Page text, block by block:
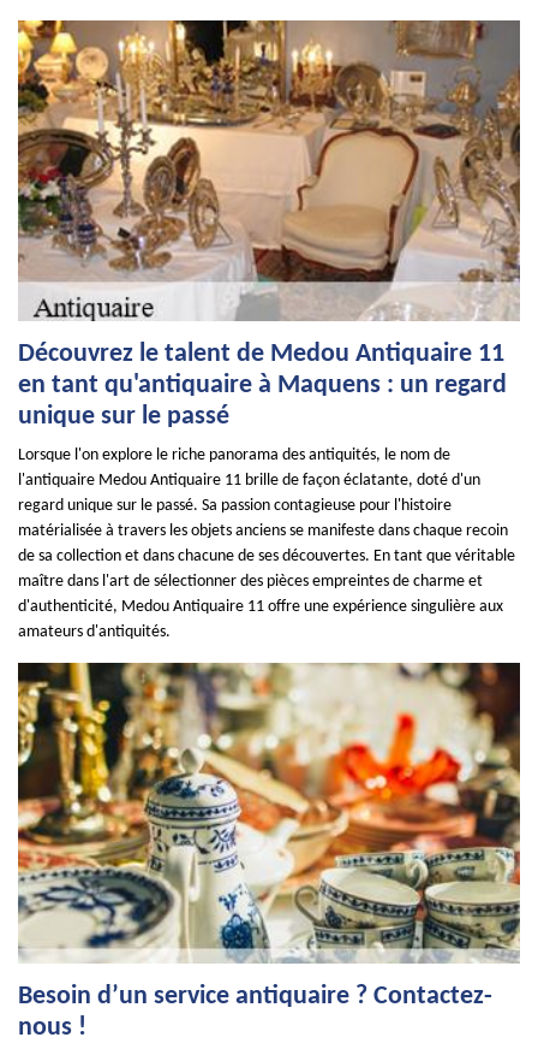
Découvrez le talent de Medou Antiquaire 11
en tant qu'antiquaire à Maquens : un regard
unique sur le passé
Lorsque l'on explore le riche panorama des antiquités, le nom de
l'antiquaire Medou Antiquaire 11 brille de façon éclatante, doté d'un
regard unique sur le passé. Sa passion contagieuse pour l'histoire
matérialisée à travers les objets anciens se manifeste dans chaque recoin
de sa collection et dans chacune de ses découvertes. En tant que véritable
maître dans l'art de sélectionner des pièces empreintes de charme et
d'authenticité, Medou Antiquaire 11 offre une expérience singulière aux
amateurs d'antiquités.
Besoin d’un service antiquaire ? Contactez-
nous !